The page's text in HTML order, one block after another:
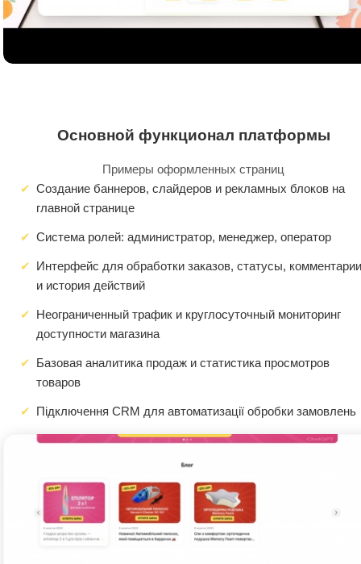
Основной функционал платформы
Примеры оформленных страниц
Создание баннеров, слайдеров и рекламных блоков на
главной странице
Система ролей: администратор, менеджер, оператор
Интерфейс для обработки заказов, статусы, комментарии
и история действий
Неограниченный трафик и круглосуточный мониторинг
доступности магазина
Базовая аналитика продаж и статистика просмотров
товаров
Підключення CRM для автоматизації обробки замовлень